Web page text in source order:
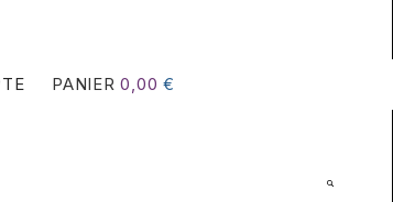
PANIER 0,00€